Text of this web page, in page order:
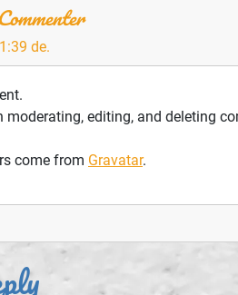
de.
moderating, editing, and deleting
come from Gravatar.